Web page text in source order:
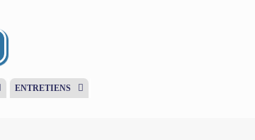
ENTRETIENS